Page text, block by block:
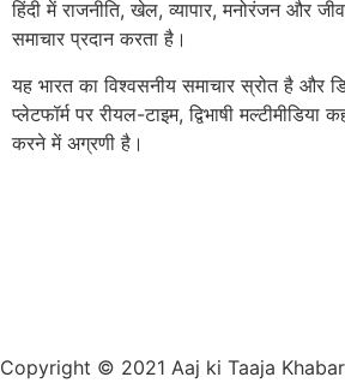
हिंदी में राजनीति, खेल, व्यापार, मनोरंजन और
समाचार प्रदान करता है।
यह भारत का विश्वसनीय समाचार स्रोत है और
प्लेटफॉर्म पर रीयल-टाइम, द्विभाषी मल्टीमीडिया
करने में अग्रणी है।
Copyright © 2021 Aaj ki Taaja